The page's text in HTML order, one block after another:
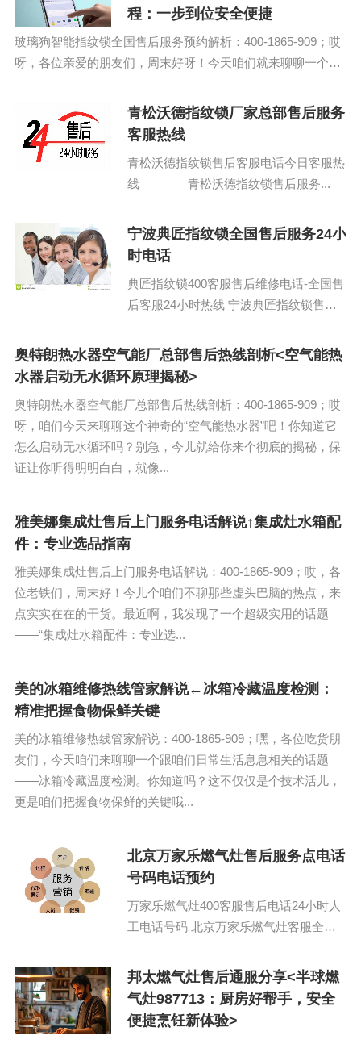
程：一步到位安全便捷
玻璃狗智能指纹锁全国售后服务预约解析：400-1865-909；哎
呀，各位亲爱的朋友们，周末好呀！今天咱们就来聊聊一个超
近在咱们西安可是火得不要不...
青松沃德指纹锁厂家总部售后服务
客服热线
青松沃德指纹锁售后客服电话今日客服热
线 青松沃德指纹锁售后服务...
宁波典匠指纹锁全国售后服务24小
时电话
典匠指纹锁400客服售后维修电话-全国售
后客服24小时热线 宁波典匠指纹锁售后
心：(1)400-1865-90...
奥特朗热水器空气能厂总部售后热线剖析<空气能热
水器启动无水循环原理揭秘>
奥特朗热水器空气能厂总部售后热线剖析：400-1865-909；哎
呀，咱们今天来聊聊这个神奇的“空气能热水器”吧！你知道它
怎么启动无水循环吗？别急，今儿就给你来个彻底的揭秘，保
证让你听得明明白白，就像...
雅美娜集成灶售后上门服务电话解说↑集成灶水箱配
件：专业选品指南
雅美娜集成灶售后上门服务电话解说：400-1865-909；哎，各
位老铁们，周末好！今儿个咱们不聊那些虚头巴脑的热点，来
点实实在在的干货。最近啊，我发现了一个超级实用的话题
——“集成灶水箱配件：专业选...
美的冰箱维修热线管家解说←冰箱冷藏温度检测：
精准把握食物保鲜关键
美的冰箱维修热线管家解说：400-1865-909；嘿，各位吃货朋
友们，今天咱们来聊聊一个跟咱们日常生活息息相关的话题
——冰箱冷藏温度检测。你知道吗？这不仅仅是个技术活儿，
更是咱们把握食物保鲜的关键哦...
北京万家乐燃气灶售后服务点电话
号码电话预约
万家乐燃气灶400客服售后电话24小时人
工电话号码 北京万家乐燃气灶客服全天
询）（2）400-1865...
邦太燃气灶售后通服分享<半球燃
气灶987713：厨房好帮手，安全
便捷烹饪新体验>